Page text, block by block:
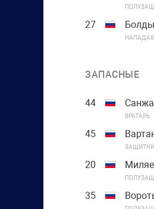
27
ЗАПАСНЫЕ
44
ВРАТАРЬ
45
20
35